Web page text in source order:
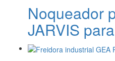
Noqueador
JARVIS